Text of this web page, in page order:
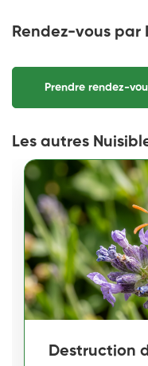
Rendez-vous par
Prendre rendez-
Les autres
Destruction